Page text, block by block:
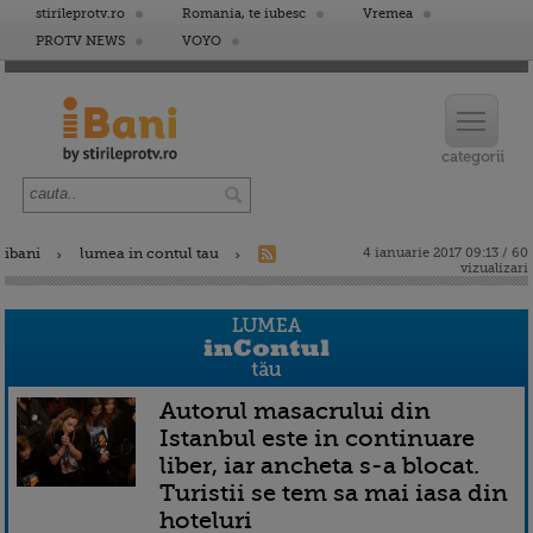
stirileprotv.ro Romania, te iubesc
Vremea
PROTV NEWS
VOYO
ibani lumea in contul tau
4 ianuarie 2017 09:13 / 60
vizualizari
Autorul masacrului din
Istanbul este in continuare
liber, iar ancheta s-a blocat.
Turistii se tem sa mai iasa din
hoteluri